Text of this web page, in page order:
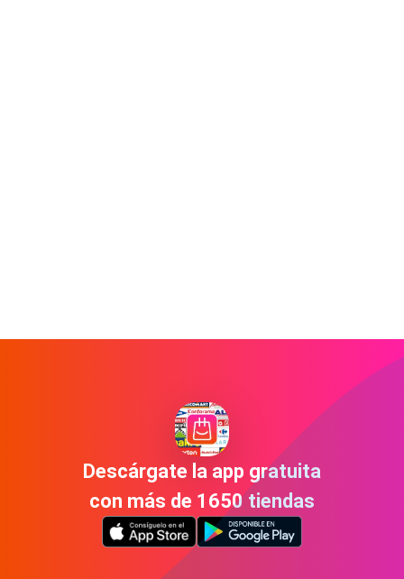
Descárgate la app gratuita
con más de 1650 tiendas